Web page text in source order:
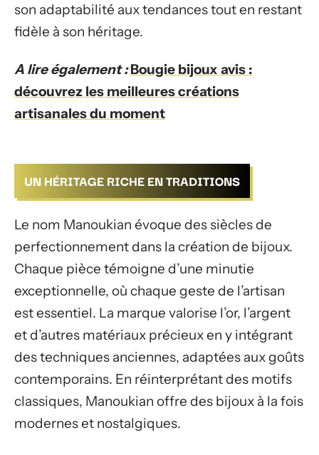
son adaptabilité aux tendances tout en restant
fidèle à son héritage.
A lire également : Bougie bijoux avis :
découvrez les meilleures créations
artisanales du moment
UN HÉRITAGE RICHE EN TRADITIONS
Le nom Manoukian évoque des siècles de
perfectionnement dans la création de bijoux.
Chaque pièce témoigne d’une minutie
exceptionnelle, où chaque geste de l’artisan
est essentiel. La marque valorise l’or, l’argent
et d’autres matériaux précieux en y intégrant
des techniques anciennes, adaptées aux goûts
contemporains. En réinterprétant des motifs
classiques, Manoukian offre des bijoux à la fois
modernes et nostalgiques.